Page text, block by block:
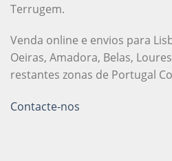
Terrugem.
Venda online e envios para
Oeiras, Amadora, Belas,
restantes zonas de Portugal
Contacte-nos